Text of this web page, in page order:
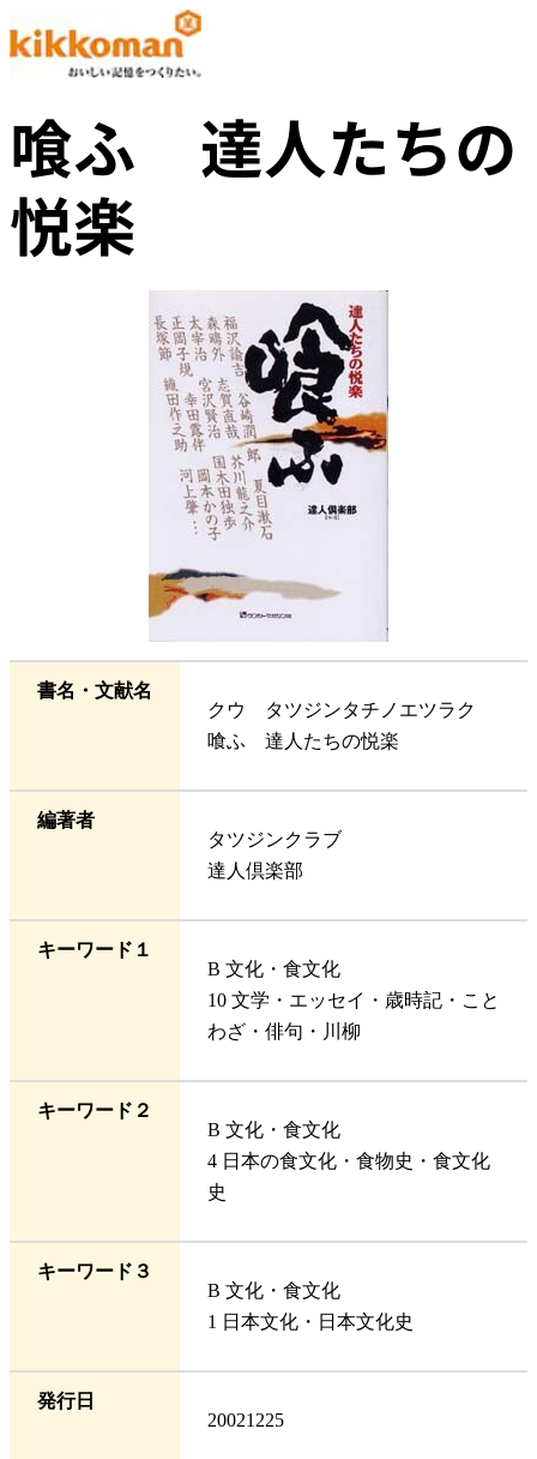
喰ふ 達人たちの
悦楽
書名・文献名
クウ タツジンタチノエツラク
喰ふ 達人たちの悦楽
編著者
タツジンクラブ
達人倶楽部
キーワード１
B 文化・食文化
10 文学・エッセイ・歳時記・こと
わざ・俳句・川柳
キーワード２
B 文化・食文化
4 日本の食文化・食物史・食文化
史
キーワード３
B 文化・食文化
1 日本文化・日本文化史
発行日
20021225